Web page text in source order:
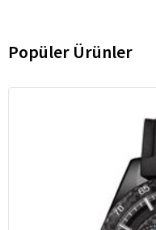
Popüler Ürünler